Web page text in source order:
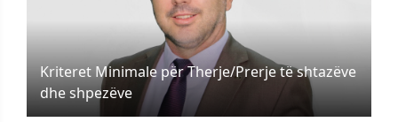
Kriteret Minimale për Therje/Prerje të shtazëve
dhe shpezëve